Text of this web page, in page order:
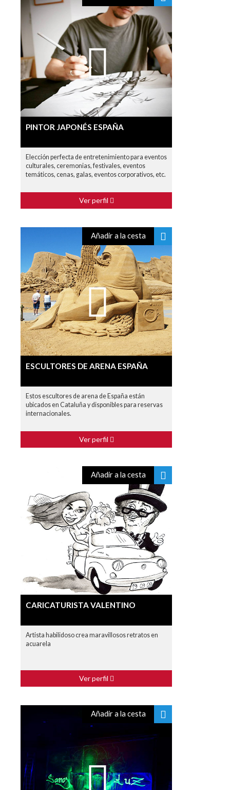
PINTOR JAPONÉS ESPAÑA
Elección perfecta de entretenimiento para eventos
culturales, ceremonias, festivales, eventos
temáticos, cenas, galas, eventos corporativos, etc.
Ver perfil
Añadir a la cesta
ESCULTORES DE ARENA ESPAÑA
Estos escultores de arena de España están
ubicados en Cataluña y disponibles para reservas
internacionales.
Ver perfil
Añadir a la cesta
CARICATURISTA VALENTINO
Artista habilidoso crea maravillosos retratos en
acuarela
Ver perfil
Añadir a la cesta